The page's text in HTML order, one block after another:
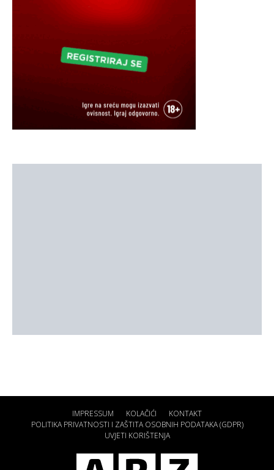
IMPRESSUM KOLAČIĆI
KONTAKT
POLITIKA PRIVATNOSTI I ZAŠTITA OSOBNIH PODATAKA (GDPR)
UVJETI KORIŠTENJA